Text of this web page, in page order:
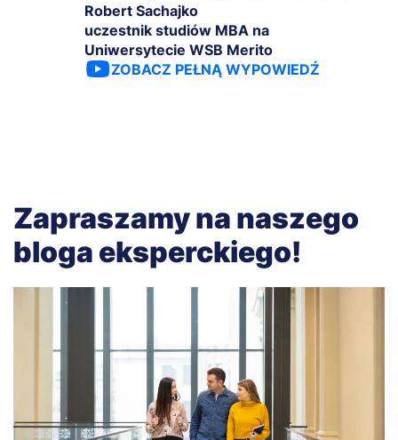
Robert Sachajko
uczestnik studiów MBA na
Uniwersytecie WSB Merito
ZOBACZ PEŁNĄ WYPOWIEDŹ
Zapraszamy na naszego
bloga eksperckiego!